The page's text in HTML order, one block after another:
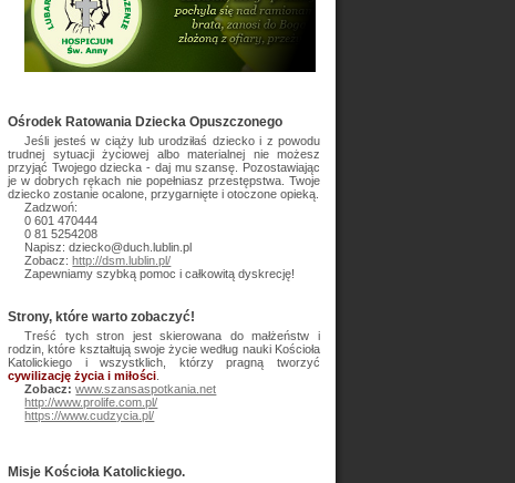
Ośrodek Ratowania Dziecka Opuszczonego
Jeśli jesteś w ciąży lub urodziłaś dziecko i z powodu
trudnej sytuacji życiowej albo materialnej nie możesz
przyjąć Twojego dziecka - daj mu szansę. Pozostawiając
je w dobrych rękach nie popełniasz przestępstwa. Twoje
dziecko zostanie ocalone, przygarnięte i otoczone opieką.
Zadzwoń:
0 601 470444
0 81 5254208
Napisz: dziecko@duch.lublin.pl
Zobacz:http://dsm.lublin.pl/
Zapewniamy szybką pomoc i całkowitą dyskrecję!
Strony, które warto zobaczyć!
Treść tych stron jest skierowana do małżeństw i
rodzin, które kształtują swoje życie według nauki Kościoła
Katolickiego i wszystklich, którzy pragną tworzyć
cywilizację życia i miłości
Zobacz: www.szansaspotkania.net
http://www.prolife.com.pl/
https://www.cudzycia.pl/
Misje Kościoła Katolickiego.